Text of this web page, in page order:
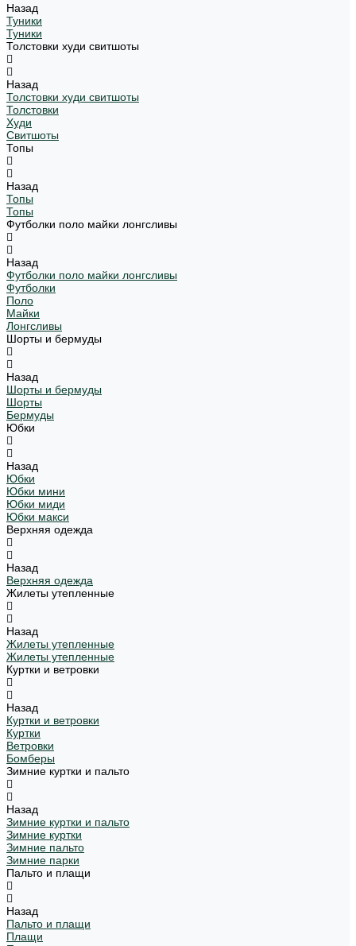
Назад
Туники
Туники
Толстовки худи свитшоты
Назад
Толстовки худи свитшоты
Толстовки
Худи
Свитшоты
Топы
Назад
Топы
Топы
Футболки поло майки лонгсливы
Назад
Футболки поло майки лонгсливы
Футболки
Поло
Майки
Лонгсливы
Шорты и бермуды
Назад
Шорты и бермуды
Шорты
Бермуды
Юбки
Назад
Юбки
Юбки мини
Юбки миди
Юбки макси
Верхняя одежда
Назад
Верхняя одежда
Жилеты утепленные
Назад
Жилеты утепленные
Жилеты утепленные
Куртки и ветровки
Назад
Куртки и ветровки
Куртки
Ветровки
Бомберы
Зимние куртки и пальто
Назад
Зимние куртки и пальто
Зимние куртки
Зимние пальто
Зимние парки
Пальто и плащи
Назад
Пальто и плащи
Плащи